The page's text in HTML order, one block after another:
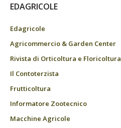
EDAGRICOLE
Edagricole
Agricommercio & Garden Center
Rivista di Orticoltura e Floricoltura
Il Contoterzista
Frutticoltura
Informatore Zootecnico
Macchine Agricole